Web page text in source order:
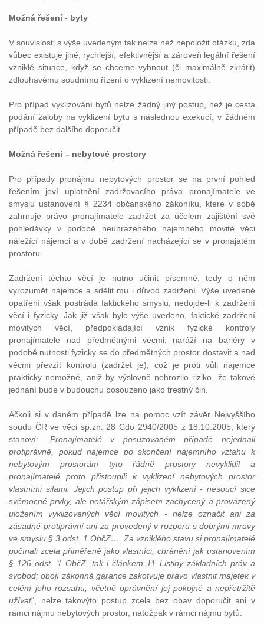
Možná řešení - byty
V souvislosti s výše uvedeným tak nelze než nepoložit otázku, zda
vůbec existuje jiné, rychlejší, efektivnější a zároveň legální řešení
vzniklé situace, když se chceme vyhnout (či maximálně zkrátit)
zdlouhavému soudnímu řízení o vyklizení nemovitosti.
Pro případ vyklizování bytů nelze žádný jiný postup, než je cesta
podání žaloby na vyklizení bytu s následnou exekucí, v žádném
případě bez dalšího doporučit.
Možná řešení – nebytové prostory
Pro případy pronájmu nebytových prostor se na první pohled
řešením jeví uplatnění zadržovacího práva pronajímatele ve
smyslu ustanovení § 2234 občanského zákoníku, které v sobě
zahrnuje právo pronajímatele zadržet za účelem zajištění své
pohledávky v podobě neuhrazeného nájemného movité věci
náležící nájemci a v době zadržení nacházející se v pronajatém
prostoru.
Zadržení těchto věcí je nutno učinit písemně, tedy o něm
vyrozumět nájemce a sdělit mu i důvod zadržení. Výše uvedené
opatření však postrádá faktického smyslu, nedojde-li k zadržení
věcí i fyzicky. Jak již však bylo výše uvedeno, faktické zadržení
movitých věcí, předpokládající vznik fyzické kontroly
pronajímatele nad předmětnými věcmi, naráží na bariéry v
podobě nutnosti fyzicky se do předmětných prostor dostavit a nad
věcmi převzít kontrolu (zadržet je), což je proti vůli nájemce
prakticky nemožné, aniž by výslovně nehrozilo riziko, že takové
jednání bude v budoucnu posouzeno jako trestný čin.
Ačkoli si v daném případě lze na pomoc vzít závěr Nejvyššího
soudu ČR ve věci sp.zn. 28 Cdo 2940/2005 z 18.10.2005, který
stanoví: „ Pronajímatelé v posuzovaném případě nejednali
protiprávně, pokud nájemce po skončení nájemního vztahu k
nebytovým prostorám tyto řádně prostory nevyklidil a
pronajímatelé proto přistoupili k vyklizení nebytových prostor
vlastními silami. Jejich postup při jejich vyklizení - nesoucí sice
svémocné prvky, ale notářským zápisem zachycený a provázený
uložením vyklizovaných věcí movitých - nelze označit ani za
zásadně protiprávní ani za provedený v rozporu s dobrými mravy
ve smyslu § 3 odst. 1 ObčZ…. Za vzniklého stavu si pronajímatelé
počínali zcela přiměřeně jako vlastníci, chránění jak ustanovením
§ 126 odst. 1 ObčZ, tak i článkem 11 Listiny základních práv a
svobod; obojí zákonná garance zakotvuje právo vlastnit majetek v
celém jeho rozsahu, včetně oprávnění jej pokojně a nepřetržitě
užívat“, nelze takovýto postup zcela bez obav doporučit ani v
rámci nájmu nebytových prostor, natožpak v rámci nájmu bytů.